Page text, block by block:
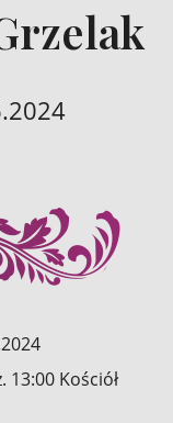
13:00 Kościół